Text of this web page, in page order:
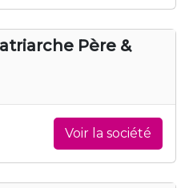
Père &
Voir la société